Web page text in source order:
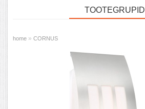
TOOTEGRUPID
home » CORNUS